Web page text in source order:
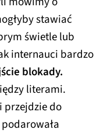
stawiać
świetle lub
internauci bardzo
blokady.
literami.
przejdzie do